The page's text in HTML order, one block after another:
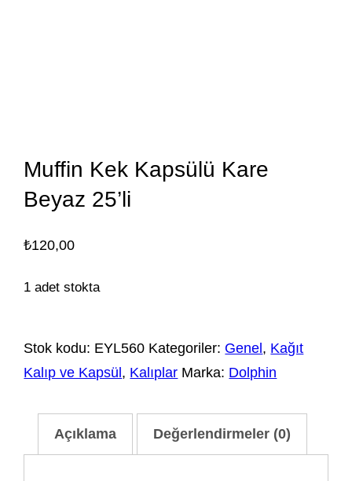
Muffin Kek Kapsülü Kare
Beyaz 25’li
₺120,00
1 adet stokta
Stok kodu: EYL560 Kategoriler: Genel, Kağıt
Kalıp ve Kapsül, Kalıplar Marka: Dolphin
Açıklama Değerlendirmeler (0)